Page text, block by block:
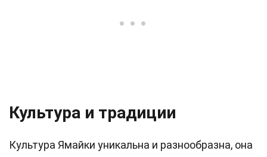
Культура и традиции
Культура Ямайки уникальна и разнообразна, она